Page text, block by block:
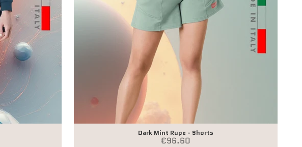
Dark Mint Rupe - Shorts
Angebot
€96.60